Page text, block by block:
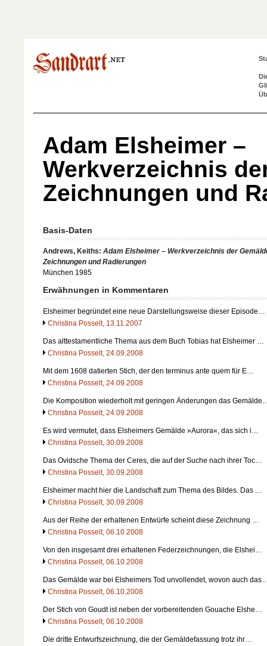
Adam Elsheimer –
Werkverzeichnis
Zeichnungen und
Basis-Daten
Andrews, Keiths: Adam Elsheimer – Werkverzeichnis der
Zeichnungen und Radierungen
München 1985
Erwähnungen in Kommentaren
Elsheimer begründet eine neue Darstellungsweise dieser Episode…
Christina Posselt, 13.11.2007
Das alttestamentliche Thema aus dem Buch Tobias hat Elsheimer …
Christina Posselt, 24.09.2008
Mit dem 1608 datierten Stich, der den terminus ante quem für E…
Christina Posselt, 24.09.2008
Die Komposition wiederholt mit geringen Änderungen das
Christina Posselt, 24.09.2008
Es wird vermutet, dass Elsheimers Gemälde »Aurora«, das sich i…
Christina Posselt, 30.09.2008
Das Ovidsche Thema der Ceres, die auf der Suche nach ihrer Toc…
Christina Posselt, 30.09.2008
Elsheimer macht hier die Landschaft zum Thema des Bildes. Das …
Christina Posselt, 30.09.2008
Aus der Reihe der erhaltenen Entwürfe scheint diese Zeichnung …
Christina Posselt, 06.10.2008
Von den insgesamt drei erhaltenen Federzeichnungen, die Elshei…
Christina Posselt, 06.10.2008
Das Gemälde war bei Elsheimers Tod unvollendet, wovon auch
Christina Posselt, 06.10.2008
Der Stich von Goudt ist neben der vorbereitenden Gouache Elshe…
Christina Posselt, 06.10.2008
Die dritte Entwurfszeichnung, die der Gemäldefassung trotz ihr…